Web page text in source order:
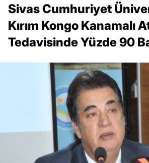
Sivas Cumhuriyet
Kırım Kongo Kanamalı
Tedavisinde Yüzde 90